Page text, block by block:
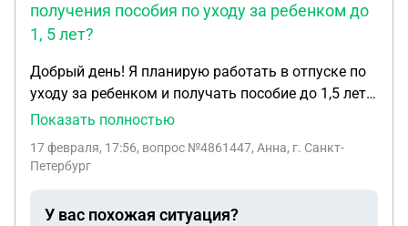
получения пособия по уходу за ребенком до
1, 5 лет?
Добрый день! Я планирую работать в отпуске по
уходу за ребенком и получать пособие до 1,5 лет.
Сейчас в компании большие изменения, если
пособия по уходу за ребенком до 1,5 лет?
Показать полностью
17 февраля, 17:56, вопрос №4861447, Анна, г. Санкт-
Петербург
У вас похожая ситуация?